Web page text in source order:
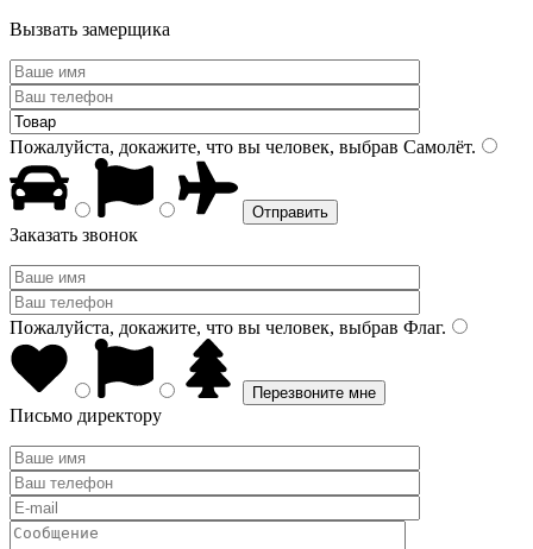
Вызвать замерщика
Пожалуйста, докажите, что вы человек, выбрав Самолёт.
Заказать звонок
Пожалуйста, докажите, что вы человек, выбрав Флаг.
Письмо директору